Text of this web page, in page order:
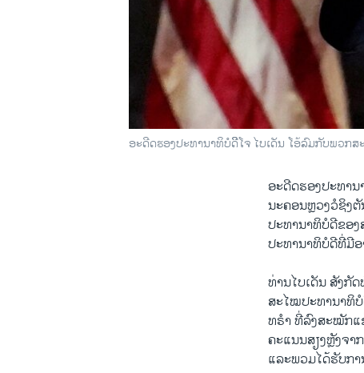
ອະດີດຮອງປະທານາທິບໍດີິໂຈ ໄບເດັນ ໂອ້ລົມກັບພວກ
ອະດີດຮອງປະທານ
ນະຄອນຫຼວງວໍຊິງຕັ
ປະທານາທິບໍດີຂອ
ປະທານາທິບໍດີທີ່ມີ
ທ່ານໄບເດັນ ສັງກັ
ສະໄໝປະທານາທິ
ທຣຳ ທີ່ລົງສະໝັກແ
ຄະແນນສຽງຫຼັງຈາ
ແລະພວມໄດ້ຮັບກ